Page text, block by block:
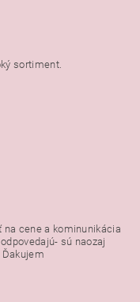
sortiment.
na cene a kominunikácia
sú naozaj